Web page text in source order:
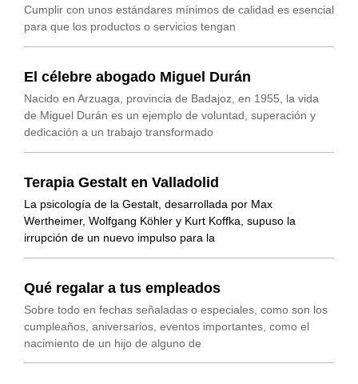
Cumplir con unos estándares mínimos de calidad es esencial
para que los productos o servicios tengan
El célebre abogado Miguel Durán
Nacido en Arzuaga, provincia de Badajoz, en 1955, la vida
de Miguel Durán es un ejemplo de voluntad, superación y
dedicación a un trabajo transformado
Terapia Gestalt en Valladolid
La psicología de la Gestalt, desarrollada por Max
Wertheimer, Wolfgang Köhler y Kurt Koffka, supuso la
irrupción de un nuevo impulso para la
Qué regalar a tus empleados
Sobre todo en fechas señaladas o especiales, como son los
cumpleaños, aniversarios, eventos importantes, como el
nacimiento de un hijo de alguno de